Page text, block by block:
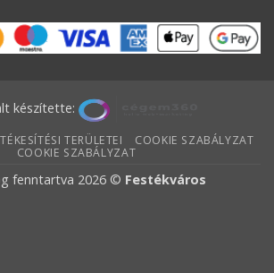
készítette:
TERÜLETEI
COOKIE SZABÁLYZAT
COOKIE SZABÁLYZAT
fenntartva 2026 © Festékváros